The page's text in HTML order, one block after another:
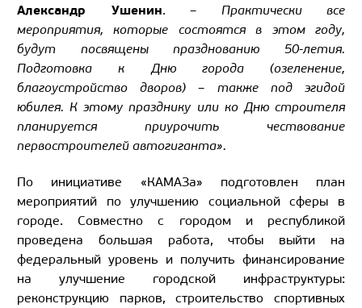
Александр Ушенин. – Практически все
мероприятия, которые состоятся в этом году,
будут посвящены празднованию 50-летия.
Подготовка к Дню города (озеленение,
благоустройство дворов) – также под эгидой
юбилея. К этому празднику или ко Дню строителя
планируется приурочить чествование
первостроителей автогиганта».
По инициативе «КАМАЗа» подготовлен план
мероприятий по улучшению социальной сферы в
городе. Совместно с городом и республикой
проведена большая работа, чтобы выйти на
федеральный уровень и получить финансирование
на улучшение городской инфраструктуры:
реконструкцию парков, строительство спортивных